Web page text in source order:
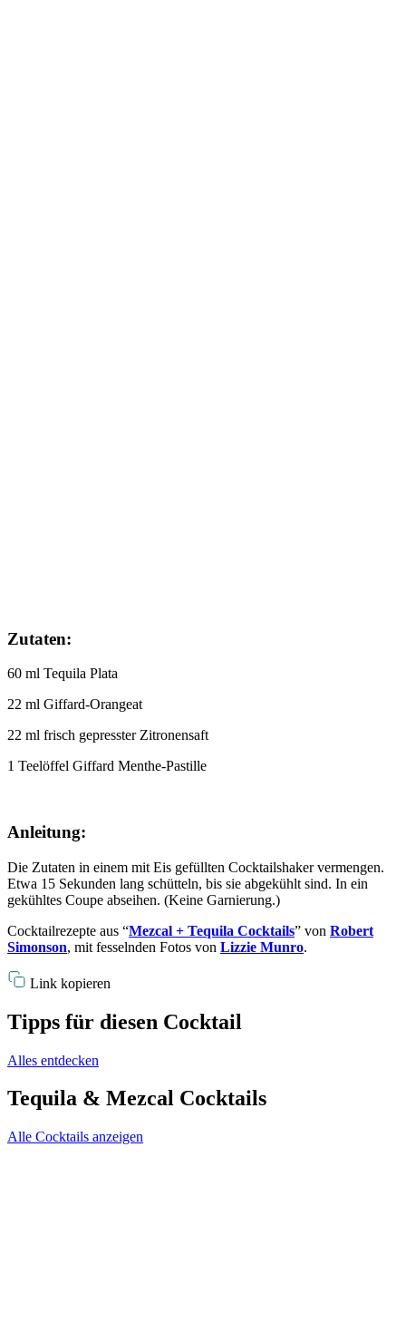
Zutaten:
60 ml Tequila Plata
22 ml Giffard-Orangeat
22 ml frisch gepresster Zitronensaft
1 Teelöffel Giffard Menthe-Pastille
Anleitung:
Die Zutaten in einem mit Eis gefüllten Cocktailshaker vermengen.
Etwa 15 Sekunden lang schütteln, bis sie abgekühlt sind. In ein
gekühltes Coupe abseihen. (Keine Garnierung.)
Cocktailrezepte aus “Mezcal + Tequila Cocktails” von Robert
Simonson, mit fesselnden Fotos von Lizzie Munro.
Link kopieren
Tipps für diesen Cocktail
Alles entdecken
Tequila & Mezcal Cocktails
Alle Cocktails anzeigen